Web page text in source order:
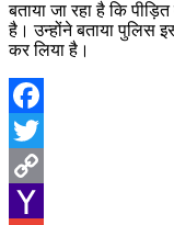
बताया जा रहा है कि
है। उन्होंने बताया पुलिस
कर लिया है।
Facebook
Twitter
Copy